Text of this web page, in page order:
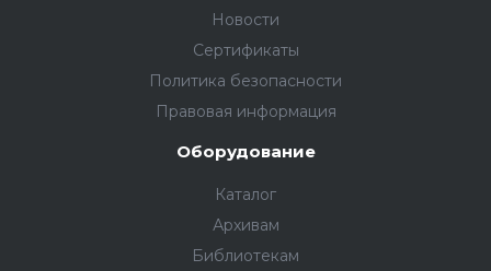
Новости
Сертификаты
Политика безопасности
Правовая информация
Оборудование
Каталог
Архивам
Библиотекам